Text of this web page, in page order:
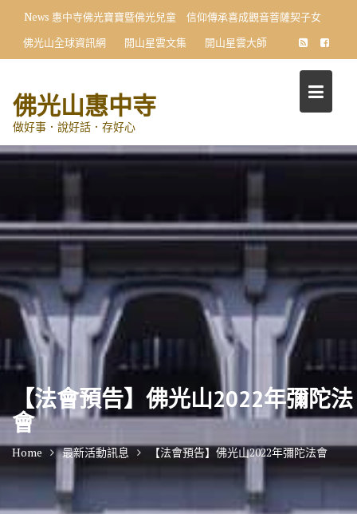
content
News 惠中寺佛光寶寶暨佛光兒童 信仰傳承喜成觀音菩薩契子女
佛光山全球資訊網
開山星雲文集 開山星雲大師
佛光山惠中寺
做好事．說好話．存好心
【法會預告】佛光山2022年彌陀法
會
Home 最新活動訊息 【法會預告】佛光山2022年彌陀法會